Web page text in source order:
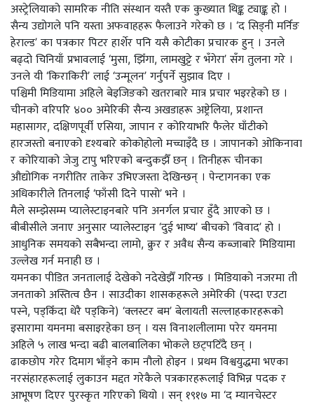
अस्ट्रेलियाको सामरिक नीति संस्थान यस्तै एक कुख्यात थिङ्क ट्याङ्क हो ।
सैन्य उद्योगले पनि यस्ता अफवाहहरू फैलाउने गरेको छ । ‘द सिड्नी मर्निङ
हेराल्ड’ का पत्रकार पिटर हार्शेर पनि यसै कोटीका प्रचारक हुन् । उनले
बढ्दो चिनियाँ प्रभावलाई ‘मुसा, झिँगा, लामखुट्टे र भँगेरा’ सँग तुलना गरे ।
उनले यी ‘किराकिरी’ लाई ‘उन्मूलन’ गर्नुपर्ने सुझाव दिए ।
पश्चिमी मिडियामा अहिले बेइजिङको खतराबारे मात्र प्रचार भइरहेको छ ।
चीनको वरिपरि ४०० अमेरिकी सैन्य अखडाहरू अष्ट्रेलिया, प्रशान्त
महासागर, दक्षिणपूर्वी एसिया, जापान र कोरियाभरि फैलेर घाँटीको
हारजस्तो बनाएको दृश्यबारे कोकोहोलो मच्चाइँदै छ । जापानको ओकिनावा
र कोरियाको जेजु टापु भरिएको बन्दुकझैँ छन् । तिनीहरू चीनका
औद्योगिक नगरीतिर ताकेर उभिएजस्ता देखिन्छन् । पेन्टागनका एक
अधिकारीले तिनलाई ‘फाँसी दिने पासो’ भने ।
मैले सम्झेसम्म प्यालेस्टाइनबारे पनि अनर्गल प्रचार हुँदै आएको छ ।
बीबीसीले जनाए अनुसार प्यालेस्टाइन ‘दुई भाष्य’ बीचको ‘विवाद’ हो ।
आधुनिक समयको सबैभन्दा लामो, क्रुर र अवैध सैन्य कब्जाबारे मिडियामा
उल्लेख गर्न मनाही छ ।
यमनका पीडित जनतालाई देखेको नदेखेझैँ गरिन्छ । मिडियाको नजरमा ती
जनताको अस्तित्व छैन । साउदीका शासकहरूले अमेरिकी (पस्दा एउटा
पस्ने, पड्किँदा धेरै पड्किने) ‘क्लस्टर बम’ बेलायती सल्लाहकारहरूको
इसारामा यमनमा बसाइरहेका छन् । यस विनाशलीलामा परेर यमनमा
अहिले ५ लाख भन्दा बढी बालबालिका भोकले छट्पटिँदै छन् ।
ढाकछोप गरेर दिमाग भाँड्ने काम नौलो होइन । प्रथम विश्वयुद्धमा भएका
नरसंहारहरूलाई लुकाउन मद्दत गरेकैले पत्रकारहरूलाई विभिन्न पदक र
आभूषण दिएर पुरस्कृत गरिएको थियो । सन् १९१७ मा ‘द म्यानचेस्टर